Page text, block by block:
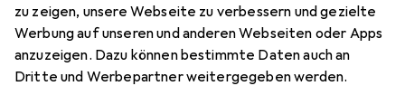
zu zeigen, unsere Webseite zu verbessern und gezielte
Werbung auf unseren und anderen Webseiten oder Apps
anzuzeigen. Dazu können bestimmte Daten auch an
Dritte und Werbepartner weitergegeben werden.
Schneller lieferbar
Angebot für
EUR
89,64